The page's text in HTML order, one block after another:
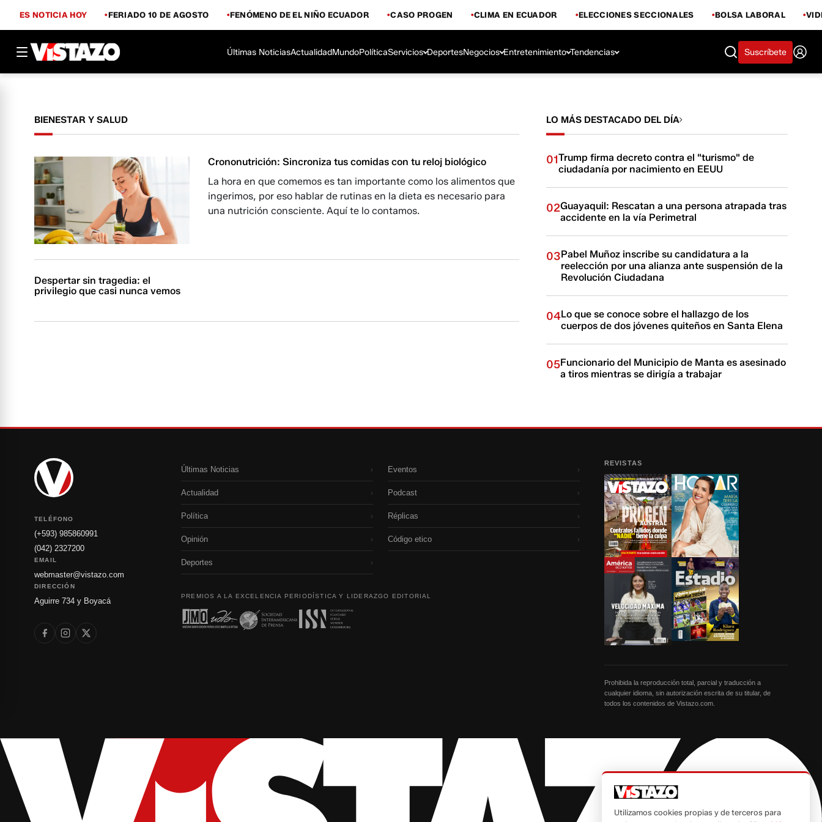
ES NOTICIA HOY FERIADO 10 DE AGOSTO FENÓMENO DE EL NIÑO ECUADOR CASO PROGEN CLIMA EN ECUADOR ELECCIONES SECCIONALES BOLSA LABORAL
Últimas NoticiasActualidadMundoPolíticaServicios DeportesNegocios Entretenimiento Tendencias Suscríbete
BIENESTAR Y SALUD
Crononutrición: Sincroniza tus comidas con tu reloj biológico
La hora en que comemos es tan importante como los alimentos que
ingerimos, por eso hablar de rutinas en la dieta es necesario para
una nutrición consciente. Aquí te lo contamos.
Despertar sin tragedia: el
privilegio que casi nunca vemos
LO MÁS DESTACADO DEL DÍA
01Trump firma decreto contra el "turismo" de
ciudadanía por nacimiento en EEUU
02Guayaquil: Rescatan a una persona atrapada tras
accidente en la vía Perimetral
03Pabel Muñoz inscribe su candidatura a la
reelección por una alianza ante suspensión de la
Revolución Ciudadana
04Lo que se conoce sobre el hallazgo de los
cuerpos de dos jóvenes quiteños en Santa Elena
05Funcionario del Municipio de Manta es asesinado
a tiros mientras se dirigía a trabajar
TELÉFONO
(+593) 985860991
(042) 2327200
EMAIL
webmaster@vistazo.com
DIRECCIÓN
Aguirre 734 y Boyacá
Últimas Noticias ›
Actualidad ›
Política ›
Opinión ›
Deportes ›
Eventos ›
Podcast ›
Réplicas ›
Código etico ›
PREMIOS A LA EXCELENCIA PERIODÍSTICA Y LIDERAZGO EDITORIAL
REVISTAS
Prohibida la reproducción total, parcial y traducción a
cualquier idioma, sin autorización escrita de su titular, de
todos los contenidos de Vistazo.com.
Utilizamos cookies propias y de terceros para